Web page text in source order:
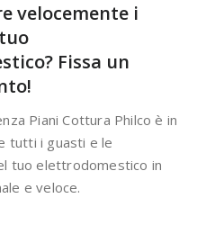
velocemente i
Fissa un
Piani Cottura Philco è in
tutti i guasti e le
tuo elettrodomestico in
e veloce.